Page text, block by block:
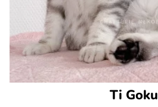
Ti Goku